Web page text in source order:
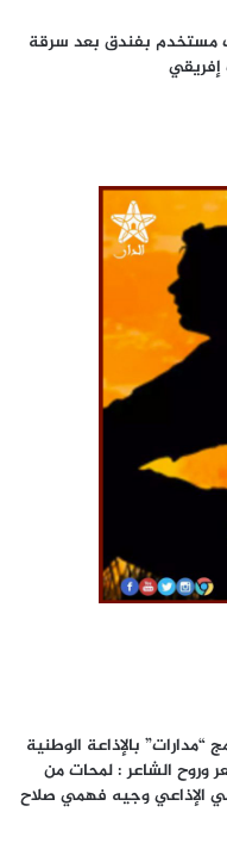
مستخدم بفندق بعد سرقة
إفريقي
“مدارات” بالإذاعة الوطنية
وروح الشاعر : لمحات من
الإذاعي وجيه فهمي صلاح